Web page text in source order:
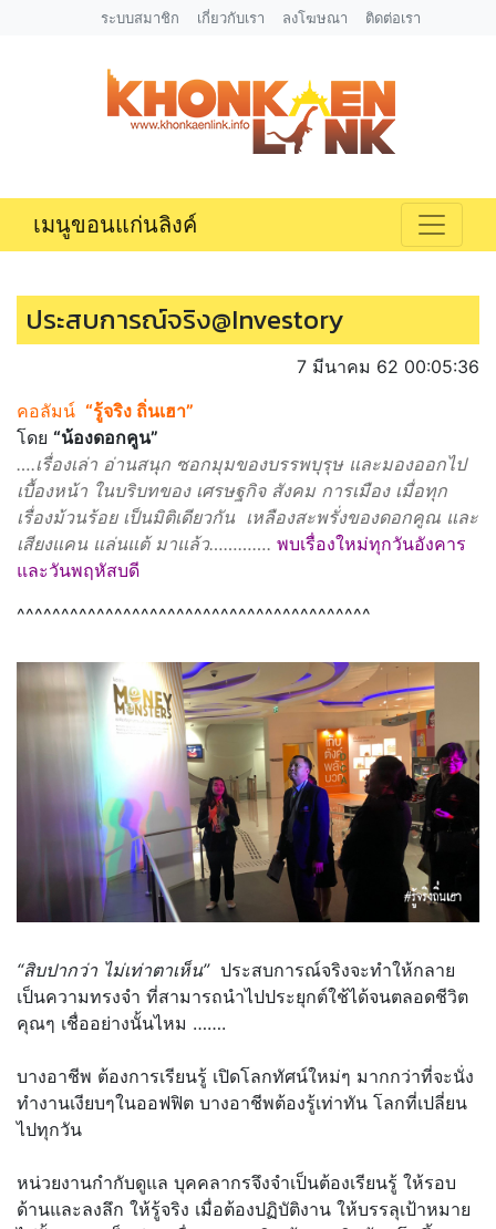
ระบบสมาชิก เกี่ยวกับเรา ลงโฆษณา ติดต่อเรา
เมนูขอนแก่นลิงค์
ประสบการณ์จริง@Investory
7 มีนาคม 62 00:05:36
คอลัมน์ “รู้จริง ถิ่นเฮา”
โดย “น้องดอกคูน”
….เรื่องเล่า อ่านสนุก ซอกมุมของบรรพบุรุษ และมองออกไป
เบื้องหน้า ในบริบทของ เศรษฐกิจ สังคม การเมือง เมื่อทุก
เรื่องม้วนร้อย เป็นมิติเดียวกัน เหลืองสะพรั่งของดอกคูณ และ
เสียงแคน แล่นแต้ มาแล้ว…………. พบเรื่องใหม่ทุกวันอังคาร
และวันพฤหัสบดี
^^^^^^^^^^^^^^^^^^^^^^^^^^^^^^^^^^^^^^^^
“สิบปากว่า ไม่เท่าตาเห็น” ประสบการณ์จริงจะทำให้กลาย
เป็นความทรงจำ ที่สามารถนำไปประยุกต์ใช้ได้จนตลอดชีวิต
คุณๆ เชื่ออย่างนั้นไหม …….
บางอาชีพ ต้องการเรียนรู้ เปิดโลกทัศน์ใหม่ๆ มากกว่าที่จะนั่ง
ทำงานเงียบๆในออฟฟิต บางอาชีพต้องรู้เท่าทัน โลกที่เปลี่ยน
ไปทุกวัน
หน่วยงานกำกับดูแล บุคคลากรจึงจำเป็นต้องเรียนรู้ ให้รอบ
ด้านและลงลึก ให้รู้จริง เมื่อต้องปฏิบัติงาน ให้บรรลุเป้าหมาย